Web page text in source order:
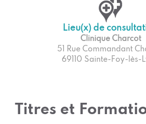
Lieu(x) de
Clinique Charcot
51 Rue Commandant
69110 Sainte-Foy-lès-
Titres et